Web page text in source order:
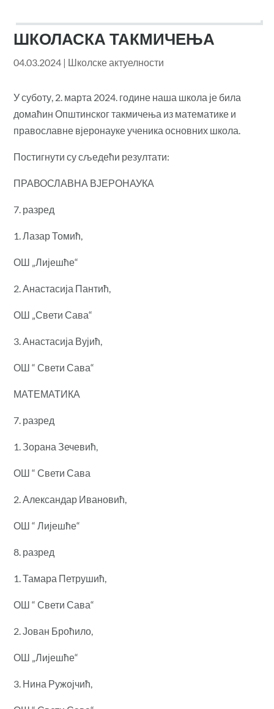
ШКОЛАСКА ТАКМИЧЕЊА
04.03.2024 | Школске актуелности
У суботу, 2. марта 2024. године наша школа је била
домаћин Општинског такмичења из математике и
православне вјеронауке ученика основних школа.
Постигнути су сљедећи резултати:
ПРАВОСЛАВНА ВЈЕРОНАУКА
7. разред
1. Лазар Томић,
ОШ „Лијешће“
2. Анастасија Пантић,
ОШ „Свети Сава“
3. Анастасија Вујић,
ОШ “ Свети Сава“
МАТЕМАТИКА
7. разред
1. Зорана Зечевић,
ОШ “ Свети Сава
2. Александар Ивановић,
ОШ “ Лијешће“
8. разред
1. Тамара Петрушић,
ОШ “ Свети Сава“
2. Јован Броћило,
ОШ „Лијешће“
3. Нина Ружојчић,